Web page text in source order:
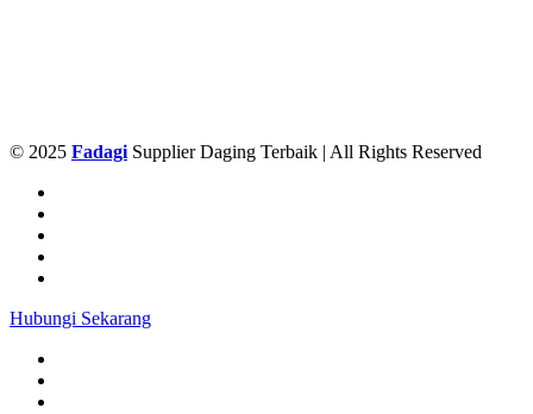
© 2025 Fadagi Supplier Daging Terbaik | All Rights Reserved
Hubungi Sekarang